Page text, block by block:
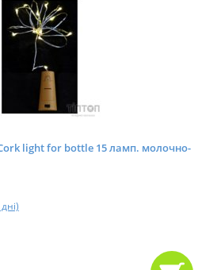
Сork light for bottle 15 ламп. молочно-